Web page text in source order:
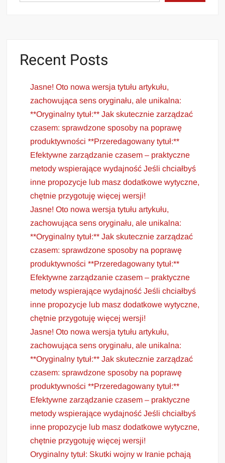
Recent Posts
Jasne! Oto nowa wersja tytułu artykułu,
zachowująca sens oryginału, ale unikalna:
**Oryginalny tytuł:** Jak skutecznie zarządzać
czasem: sprawdzone sposoby na poprawę
produktywności **Przeredagowany tytuł:**
Efektywne zarządzanie czasem – praktyczne
metody wspierające wydajność Jeśli chciałbyś
inne propozycje lub masz dodatkowe wytyczne,
chętnie przygotuję więcej wersji!
Jasne! Oto nowa wersja tytułu artykułu,
zachowująca sens oryginału, ale unikalna:
**Oryginalny tytuł:** Jak skutecznie zarządzać
czasem: sprawdzone sposoby na poprawę
produktywności **Przeredagowany tytuł:**
Efektywne zarządzanie czasem – praktyczne
metody wspierające wydajność Jeśli chciałbyś
inne propozycje lub masz dodatkowe wytyczne,
chętnie przygotuję więcej wersji!
Jasne! Oto nowa wersja tytułu artykułu,
zachowująca sens oryginału, ale unikalna:
**Oryginalny tytuł:** Jak skutecznie zarządzać
czasem: sprawdzone sposoby na poprawę
produktywności **Przeredagowany tytuł:**
Efektywne zarządzanie czasem – praktyczne
metody wspierające wydajność Jeśli chciałbyś
inne propozycje lub masz dodatkowe wytyczne,
chętnie przygotuję więcej wersji!
Oryginalny tytuł: Skutki wojny w Iranie pchają